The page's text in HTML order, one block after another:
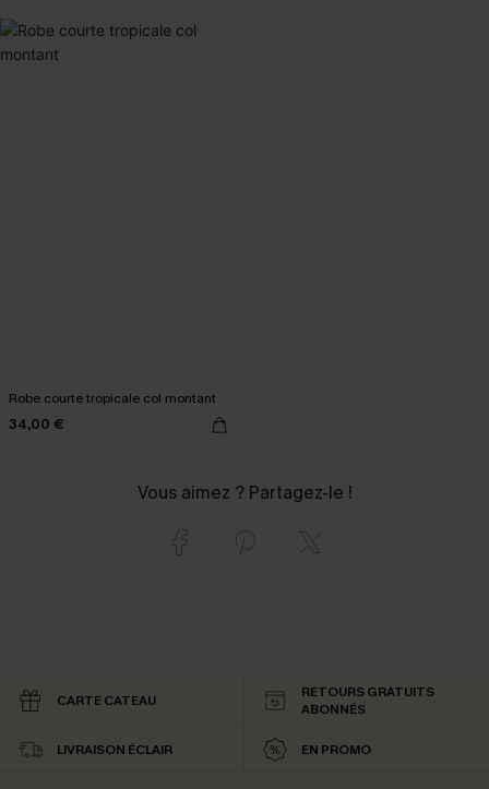
Robe courte tropicale col montant
34,00 €
Vous aimez ? Partagez-le !
CARTE CATEAU
RETOURS GRATUITS
ABONNÉS
LIVRAISON ÉCLAIR EN PROMO